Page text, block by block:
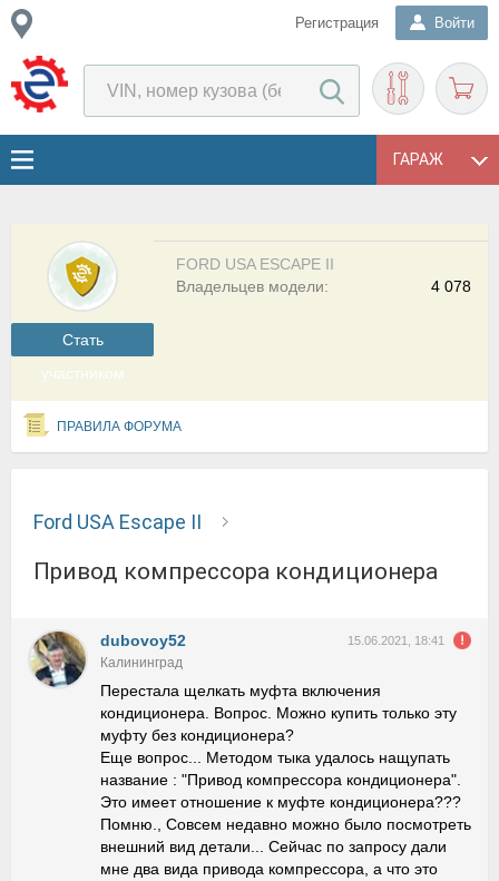
Регистрация Войти
ГАРАЖ
Cтать
участником
FORD USA ESCAPE II
4 078
Владельцев модели:
ПРАВИЛА ФОРУМА
Ford USA Escape II
Привод компрессора кондиционера
dubovoy52 15.06.2021, 18:41
Калининград
Перестала щелкать муфта включения
кондиционера. Вопрос. Можно купить только эту
муфту без кондиционера?
Еще вопрос... Методом тыка удалось нащупать
название : "Привод компрессора кондиционера".
Это имеет отношение к муфте кондиционера???
Помню., Совсем недавно можно было посмотреть
внешний вид детали... Сейчас по запросу дали
мне два вида привода компрессора, а что это